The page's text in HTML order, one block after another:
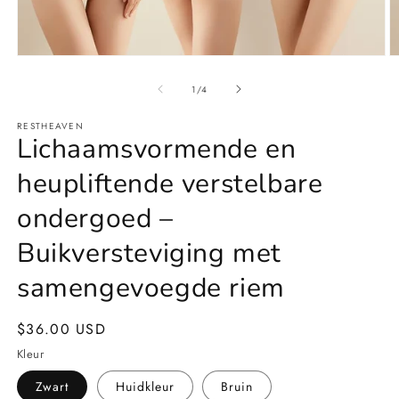
1 /van
4
RESTHEAVEN
Lichaamsvormende en
heupliftende verstelbare
ondergoed –
Buikversteviging met
samengevoegde riem
Normale
prijs
$36.00 USD
Kleur
Zwart Huidkleur Bruin